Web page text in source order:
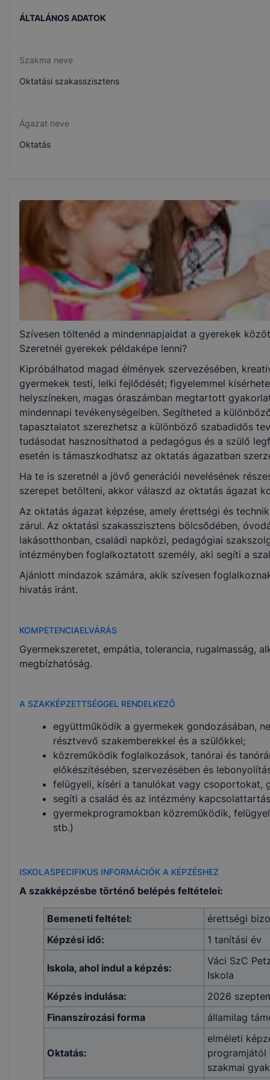
ÁLTALÁNOS ADATOK
Szakma neve
Oktatási szakasszisztens
Ágazat neve
Oktatás
Képzés időtartama
1 év
Választható szakmairányok:
Nem válaszható
KKK/PTT
KKK letöltése (pdf)
PTT letöltése (pdf)
Okleveles technikusképzés
Nem
Szívesen töltenéd a mindennapjaidat a gyerekek
Szeretnél gyerekek példaképe lenni?
Kipróbálhatod magad élmények szervezésében,
gyermekek testi, lelki fejlődését; figyelemmel
helyszíneken, magas óraszámban megtartott
mindennapi tevékenységeiben. Segítheted a
tapasztalatot szerezhetsz a különböző szabadidős
tudásodat hasznosíthatod a pedagógus és a szülő
esetén is támaszkodhatsz az oktatás ágazatban
Ha te is szeretnél a jövő generációi nevelésének
szerepet betölteni, akkor válaszd az oktatás ágazat
Az oktatás ágazat képzése, amely érettségi és
zárul. Az oktatási szakasszisztens bölcsődében,
lakásotthonban, családi napközi, pedagógiai
intézményben foglalkoztatott személy, aki segíti a
Ajánlott mindazok számára, akik szívesen
hivatás iránt.
KOMPETENCIAELVÁRÁS
Gyermekszeretet, empátia, tolerancia, rugalmasság,
megbízhatóság.
A SZAKKÉPZETTSÉGGEL RENDELKEZŐ
együttműködik a gyermekek gondozásában,
résztvevő szakemberekkel és a szülőkkel;
közreműködik foglalkozások, tanórai és
előkészítésében, szervezésében és
felügyeli, kíséri a tanulókat vagy csoportokat,
segíti a család és az intézmény
gyermekprogramokban közreműködik,
stb.)
ISKOLASPECIFIKUS INFORMÁCIÓK A KÉPZÉSHEZ
A szakképzésbe történő belépés feltételei:
Bemeneti feltétel:
érettségi
Képzési idő:
1 tanítási év
Iskola, ahol indul a képzés:
Váci SzC
Iskola
Képzés indulása:
2026
Finanszírozási forma
államilag
Oktatás:
elméleti
programjától
szakmai